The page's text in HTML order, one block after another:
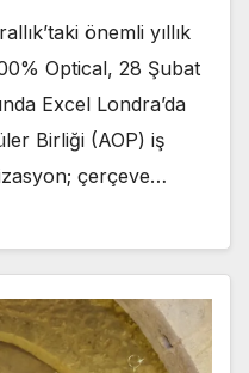
önemli yıllık
Optical, 28 Şubat
Excel Londra’da
Birliği (AOP) iş
çerçeve…